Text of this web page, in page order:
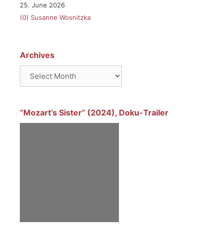
25. June 2026
(0) Susanne Wosnitzka
Archives
“Mozart’s Sister” (2024), Doku-Trailer